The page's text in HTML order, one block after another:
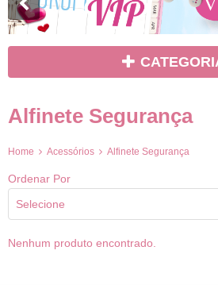
Alfinete Segurança
Home Acessórios Alfinete Segurança
Ordenar Por
Selecione
Nenhum produto encontrado.